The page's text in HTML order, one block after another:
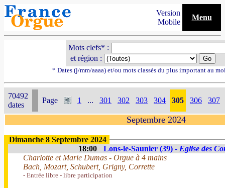
Version
Mobile
Menu
Mots clefs* :
et région :
* Dates (j/mm/aaaa) et/ou mots classés du plus important au
70492
dates
Page 1 ... 301 302 303 304 305 306 307
Septembre 2024
Dimanche 8 Septembre 2024
18:00
Lons-le-Saunier (39) - Eglise des
Charlotte et Marie Dumas - Orgue à 4 mains
Bach, Mozart, Schubert, Grigny, Corrette
- Entrée libre - libre participation